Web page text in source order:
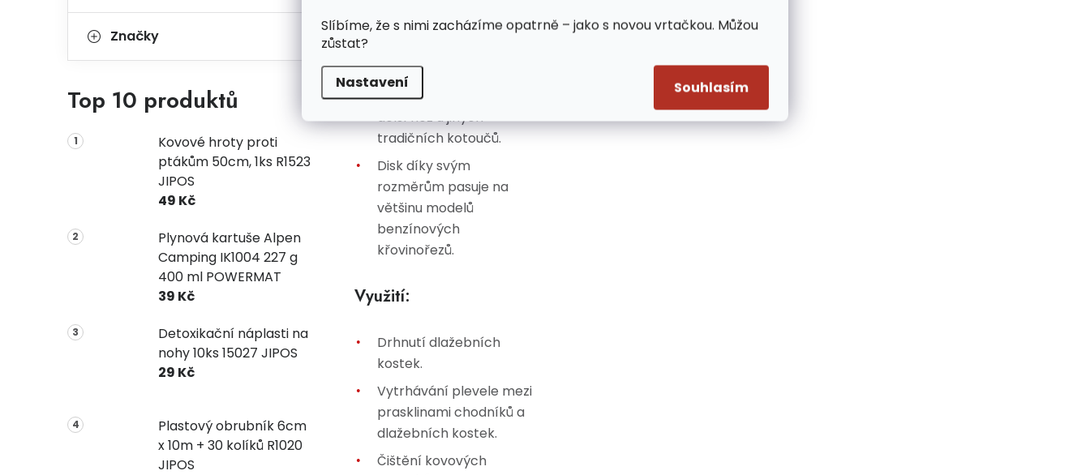
Slíbíme, že s nimi zacházíme opatrně – jako s novou vrtačkou. Můžou
zůstat?
Nastavení Souhlasím
Značky
Top 10 produktů
Kovové hroty proti
ptákům 50cm, 1ks R1523
JIPOS
49 Kč
Plynová kartuše Alpen
Camping IK1004 227 g
400 ml POWERMAT
39 Kč
Detoxikační náplasti na
nohy 10ks 15027 JIPOS
29 Kč
Plastový obrubník 6cm
x 10m + 30 kolíků R1020
JIPOS
každým plevelem.
náraz na kámen a tvrdý
blok. Životnost má 10x
delší než u jiných
tradičních kotoučů.
Disk díky svým
rozměrům pasuje na
většinu modelů
benzínových
křovinořezů.
Využití:
Drhnutí dlažebních
kostek.
Vytrhávání plevele mezi
prasklinami chodníků a
dlažebních kostek.
Čištění kovových